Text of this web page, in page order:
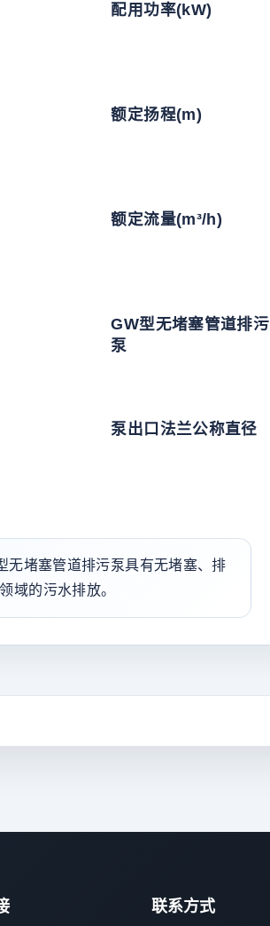
泵出口法兰公称直径
GW型无堵塞管道排污
泵
额定流量(m³/h)
额定扬程(m)
配用功率(kW)
无堵塞管道排污泵具有无堵塞、排
域的污水排放。
联系方式